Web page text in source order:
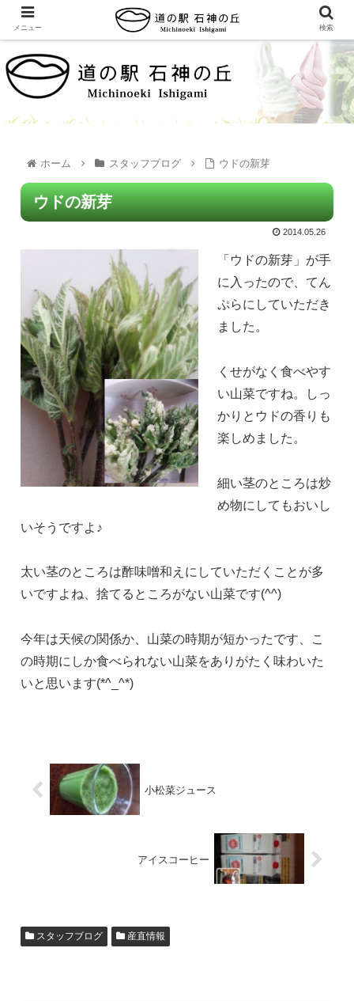
ホーム スタッフブログ ウドの新芽
ウドの新芽
2014.05.26
「ウドの新芽」が手
に入ったので、てん
ぷらにしていただき
ました。
くせがなく食べやす
い山菜ですね。しっ
かりとウドの香りも
楽しめました。
細い茎のところは炒
め物にしてもおいし
いそうですよ♪
太い茎のところは酢味噌和えにしていただくことが多
いですよね、捨てるところがない山菜です(^^)
今年は天候の関係か、山菜の時期が短かったです、こ
の時期にしか食べられない山菜をありがたく味わいた
いと思います(*^_^*)
小松菜ジュース
アイスコーヒー
スタッフブログ 産直情報
メニュー 検索